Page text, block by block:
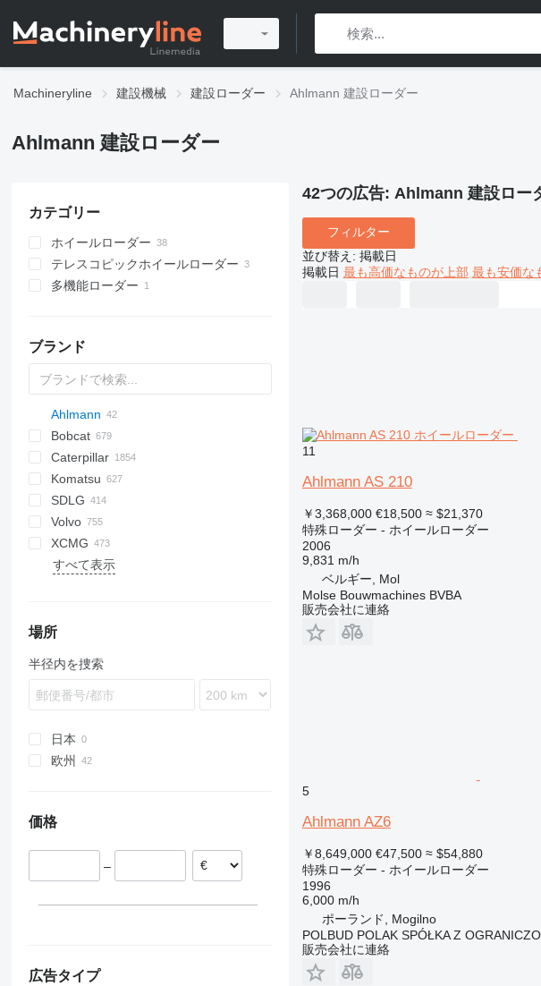
Machineryline 建設機械 建設ローダー Ahlmann 建設ローダー
Ahlmann 建設ローダー
カテゴリー
ホイールローダー
テレスコピックホイールローダー
多機能ローダー
ブランド
Ahlmann
AL
AL8
AL75
AL85
AL100
AS
AS10
AS12
AS14
AS50
AS85
AX
AX700
AX850
AX1000
AZ
AZ6
AZ10
AZ14
AZ210
AR
W series
200 - series
400 - series
500 - series
600 - series
700 - series
TW
Bobcat
463
543
553
743
753
763
E series
S series
T series
CK
40XT
321
410
420
445
450
1021F
1845
SR
SV
TR
Caterpillar
215
216
226
232
236
259D
262D
277C
279D
289D
908
918
956
Scorpion
Torion
55
175
Mega
BF
Zeus
R-series
DH
DL
SD
530
W-series
ER
F-series
FL
FR
FL
FR
SL
W-series
W-series
F-series
AL
R-series
RT
SL
D-series
G1200
G1500
G2200
G2300
V-series
44C
44D
55D
60E
B-series
906
HMK
LX
ZW
ZX
ZL
HL-series
HSL
HX-series
YF
2CX
155
205
403
406
426
427
435S
436
437
TM
EL
331
524
544 J
724
824
DFG
SL
80ZV
90Z7
KM
Komatsu
CK
D series
SK
WA
580
5035
5040
5050
8180
Allrad
KL
KT
A-series
R-series
A-series
K-Series
L-series
LR
385
836
855
856
L-series
L-series
CDM
LG
ZL
TGL
MP
TH
MT
M series
6
8
AS
AX
P-series
TF
L-series
S-series
1900
2054
AL
50
L-series
LS
TH
W-series
F-series
L-series
OL
PL
PT
RL
SL
TL
HF
SDLG
L-Series
LG
630
636
652
SW
SKL
TL
1622
2024
2028
3630
3650
6680 T
8610 T
8620 T
SL
723
L34
SWL
SWTL
TL
970
TL
Dingo
053
062
VF
S-series
Volvo
840
846
LM
MC
G-series
WL
1140
1160
1350
1390
2070
2080
3070
WG
AR
355
455
Mini
WL
XCMG
LW
ZL
XG
V-series
ZL
ZS
すべて表示
場所
半径内を捜索
日本
欧州
ルーマニア
価格
–
広告タイプ
42つの広告: Ahlmann 建設ロー
フィルター
並び替え : 掲載日
掲載日 最も高価なものが上部 最も安価な
11
Ahlmann AS 210
￥3,368,000 €18,500 ≈ $21,370
特殊ローダー - ホイールローダー
2006
9,831 m/h
ベルギー, Mol
Molse Bouwmachines BVBA
販売会社に連絡
5
Ahlmann AZ6
￥8,649,000 €47,500 ≈ $54,880
特殊ローダー - ホイールローダー
1996
6,000 m/h
ポーランド, Mogilno
POLBUD POLAK SPÓŁKA Z
販売会社に連絡